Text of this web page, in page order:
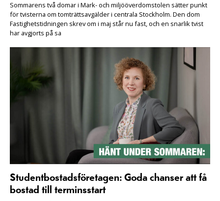
Sommarens två domar i Mark- och miljööverdomstolen sätter punkt
för tvisterna om tomträttsavgälder i centrala Stockholm. Den dom
Fastighetstidningen skrev om i maj står nu fast, och en snarlik tvist
har avgjorts på sa
Studentbostadsföretagen: Goda chanser att få
bostad till terminsstart